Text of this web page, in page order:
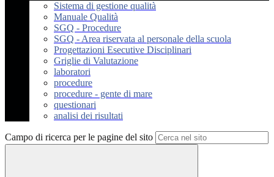
Sistema di gestione qualità
Manuale Qualità
SGQ - Procedure
SGQ - Area riservata al personale della scuola
Progettazioni Esecutive Disciplinari
Griglie di Valutazione
laboratori
procedure
procedure - gente di mare
questionari
analisi dei risultati
Campo di ricerca per le pagine del sito